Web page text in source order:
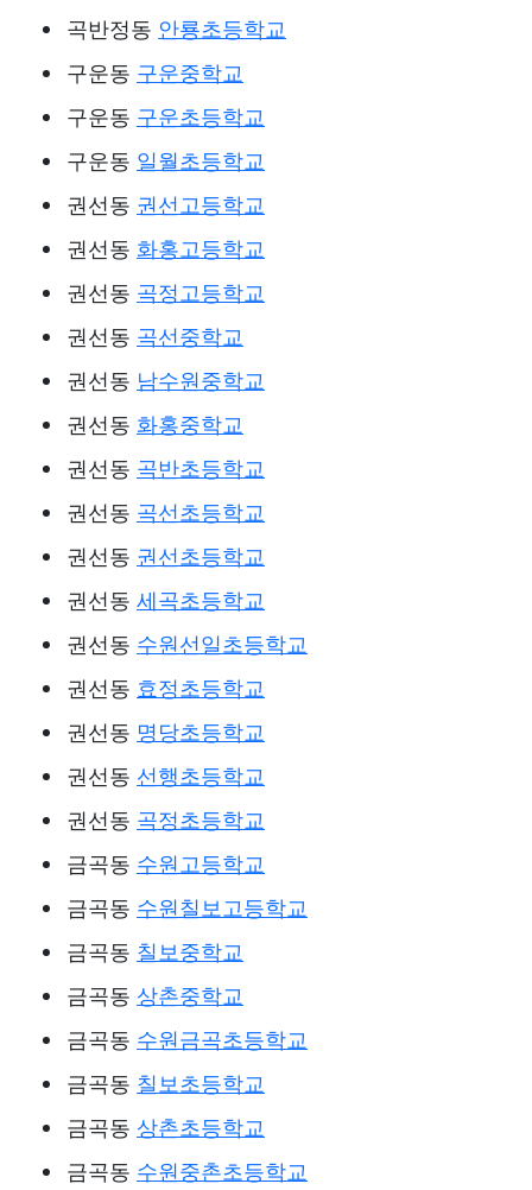
곡반정동 안룡초등학교
구운동 구운중학교
구운동 구운초등학교
구운동 일월초등학교
권선동 권선고등학교
권선동 화홍고등학교
권선동 곡정고등학교
권선동 곡선중학교
권선동 남수원중학교
권선동 화홍중학교
권선동 곡반초등학교
권선동 곡선초등학교
권선동 권선초등학교
권선동 세곡초등학교
권선동 수원선일초등학교
권선동 효정초등학교
권선동 명당초등학교
권선동 선행초등학교
권선동 곡정초등학교
금곡동 수원고등학교
금곡동 수원칠보고등학교
금곡동 칠보중학교
금곡동 상촌중학교
금곡동 수원금곡초등학교
금곡동 칠보초등학교
금곡동 상촌초등학교
금곡동 수원중촌초등학교